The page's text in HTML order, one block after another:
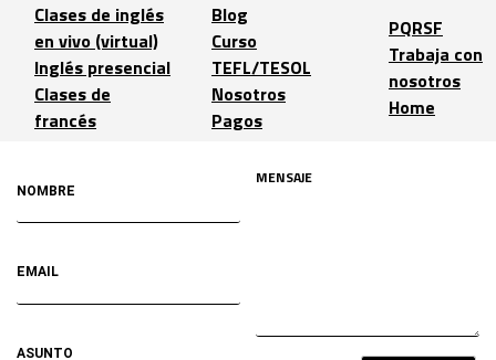
Clases de inglés
en vivo (virtual)
Inglés presencial
Clases de
francés
Blog
Curso
TEFL/TESOL
Nosotros
Pagos
PQRSF
Trabaja con
nosotros
Home